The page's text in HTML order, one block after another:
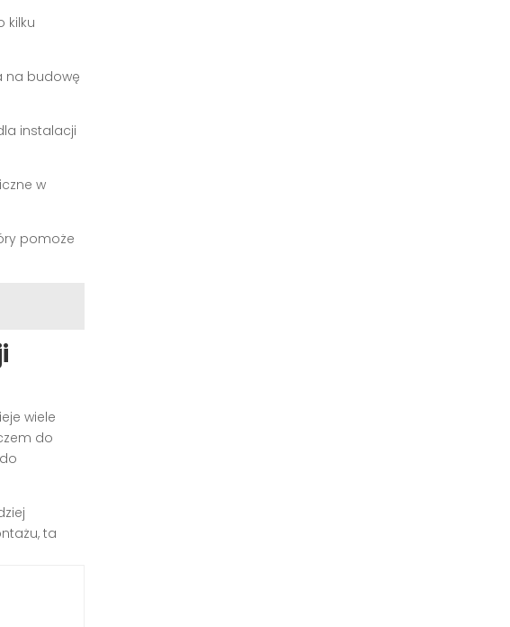
kilku
na budowę
instalacji
w
pomoże
wiele
do
ta